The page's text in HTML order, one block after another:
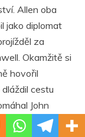
Allen oba
jako diplomat
za
Okamžitě si
hovořil
cestu
John
bohaté zdroje